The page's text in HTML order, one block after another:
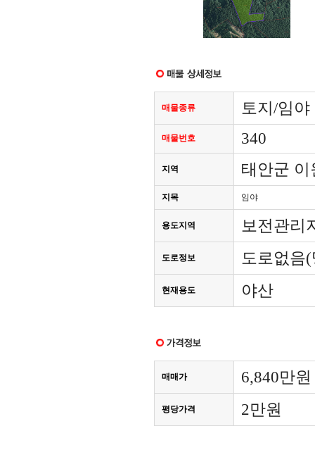
매물종류 토지/임
매물번호 340
지역 태안군 이
지목 임야
용도지역 보전관리
도로정보 도로없음
현재용도 야산
매매가 6,840만원
평당가격 2만원